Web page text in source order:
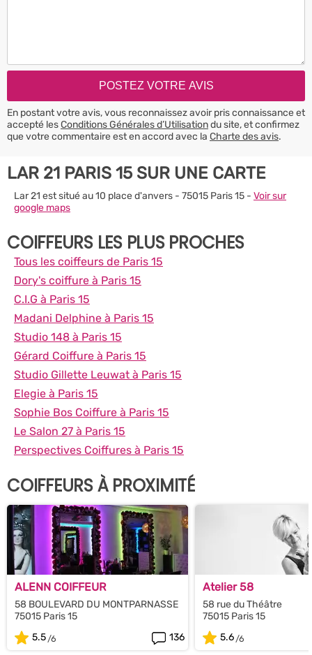
En postant votre avis, vous reconnaissez avoir pris connaissance et
accepté lesConditions Générales d’Utilisationdu site, et confirmez
que votre commentaire est en accord avec la Charte des avis.
LAR 21 PARIS 15 SUR UNE CARTE
Lar 21 est situé au 10 place d'anvers - 75015 Paris 15 - Voir sur
google maps
COIFFEURS LES PLUS PROCHES
Tous les coiffeurs de Paris 15
Dory's coiffure à Paris 15
C.I.G à Paris 15
Madani Delphine à Paris 15
Studio 148 à Paris 15
Gérard Coiffure à Paris 15
Studio Gillette Leuwat à Paris 15
Elegie à Paris 15
Sophie Bos Coiffure à Paris 15
Le Salon 27 à Paris 15
Perspectives Coiffures à Paris 15
COIFFEURS À PROXIMITÉ
ALENN COIFFEUR
58 BOULEVARD DU MONTPARNASSE
75015 Paris 15
5.5
136
Atelier 58
58 rue du Théâtre
75015 Paris 15
5.6